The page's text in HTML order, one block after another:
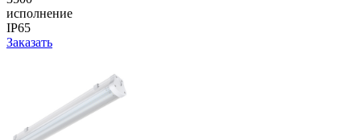
исполнение
IP65
Заказать